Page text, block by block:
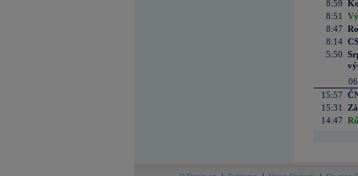
8:59
8:51
8:47
8:14
5:50
15:57
15:31
14:47